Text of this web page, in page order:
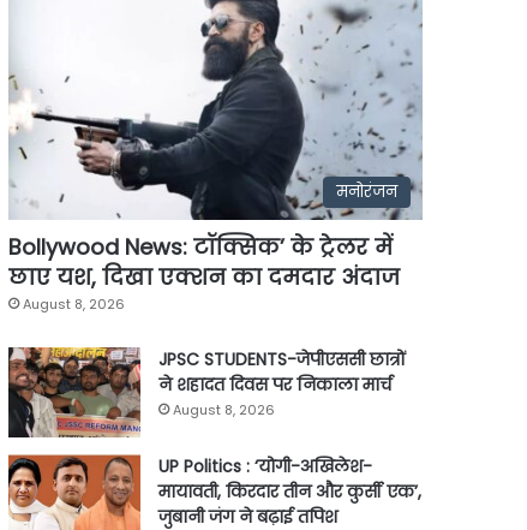
मनोरंजन
Bollywood News: टॉक्सिक’ के ट्रेलर में
छाए यश, दिखा एक्शन का दमदार अंदाज
August 8, 2026
JPSC STUDENTS-जेपीएससी छात्रों
ने शहादत दिवस पर निकाला मार्च
August 8, 2026
UP Politics : ‘योगी-अखिलेश-
मायावती, किरदार तीन और कुर्सी एक’,
जुबानी जंग ने बढ़ाई तपिश